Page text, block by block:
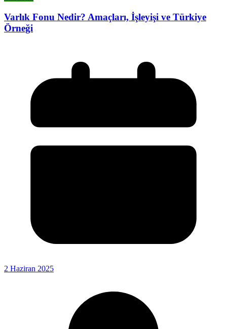
Varlık Fonu Nedir? Amaçları, İşleyişi ve Türkiye
Örneği
2 Haziran 2025